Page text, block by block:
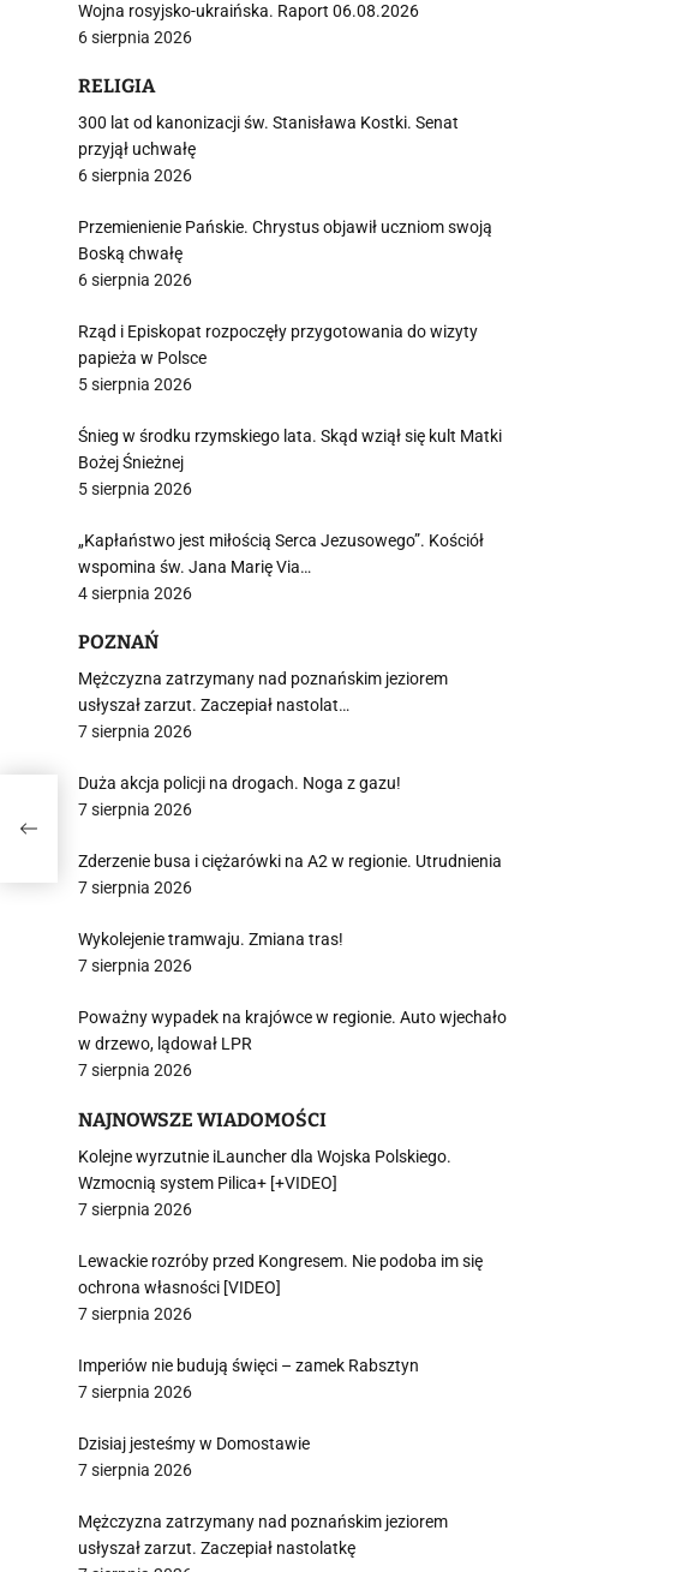
Wojna rosyjsko-ukraińska. Raport 06.08.2026
6 sierpnia 2026
RELIGIA
300 lat od kanonizacji św. Stanisława Kostki. Senat
przyjął uchwałę
6 sierpnia 2026
Przemienienie Pańskie. Chrystus objawił uczniom swoją
Boską chwałę
6 sierpnia 2026
Rząd i Episkopat rozpoczęły przygotowania do wizyty
papieża w Polsce
5 sierpnia 2026
Śnieg w środku rzymskiego lata. Skąd wziął się kult Matki
Bożej Śnieżnej
5 sierpnia 2026
„Kapłaństwo jest miłością Serca Jezusowego”. Kościół
wspomina św. Jana Marię Via…
4 sierpnia 2026
POZNAŃ
Mężczyzna zatrzymany nad poznańskim jeziorem
usłyszał zarzut. Zaczepiał nastolat…
7 sierpnia 2026
Duża akcja policji na drogach. Noga z gazu!
7 sierpnia 2026
Zderzenie busa i ciężarówki na A2 w regionie. Utrudnienia
7 sierpnia 2026
Wykolejenie tramwaju. Zmiana tras!
7 sierpnia 2026
Poważny wypadek na krajówce w regionie. Auto wjechało
w drzewo, lądował LPR
7 sierpnia 2026
NAJNOWSZE WIADOMOŚCI
Kolejne wyrzutnie iLauncher dla Wojska Polskiego.
Wzmocnią system Pilica+ [+VIDEO]
7 sierpnia 2026
Lewackie rozróby przed Kongresem. Nie podoba im się
ochrona własności [VIDEO]
7 sierpnia 2026
Imperiów nie budują święci – zamek Rabsztyn
7 sierpnia 2026
Dzisiaj jesteśmy w Domostawie
7 sierpnia 2026
Mężczyzna zatrzymany nad poznańskim jeziorem
usłyszał zarzut. Zaczepiał nastolatkę